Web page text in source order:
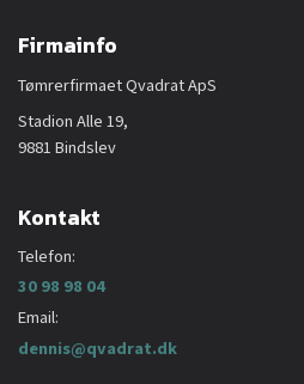
Firmainfo
Tømrerfirmaet Qvadrat ApS
Stadion Alle 19,
9881 Bindslev
Kontakt
Telefon:
30 98 98 04
Email:
dennis@qvadrat.dk